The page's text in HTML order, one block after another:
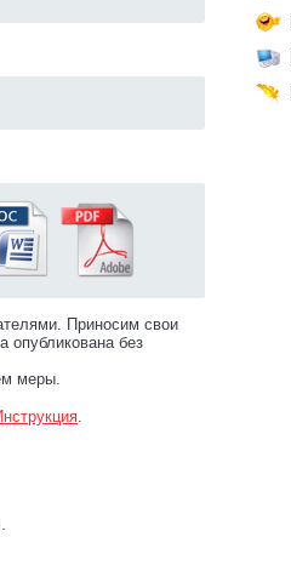
Приносим свои
опубликована без
меры.
.